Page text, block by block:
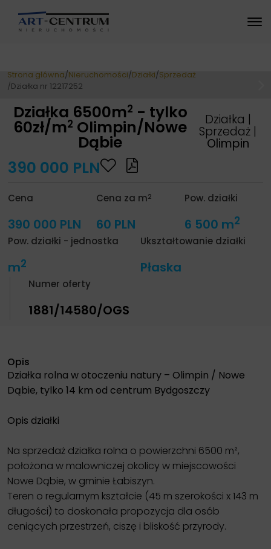
Strona główna Nieruchomości Działki Sprzedaż
Działka nr 12217252
Działka 6500m2 - tylko
60zł/m2 Olimpin/Nowe
Dąbie
Działka |
Sprzedaż |
Olimpin
390 000 PLN
Cena
390 000 PLN
Cena za m2
60 PLN
Pow. działki
6 500 m2
Pow. działki - jednostka
m2
Ukształtowanie działki
Płaska
Numer oferty
1881/14580/OGS
Opis
Działka rolna w otoczeniu natury – Olimpin / Nowe
Dąbie, tylko 14 km od centrum Bydgoszczy
Opis działki
Na sprzedaż działka rolna o powierzchni 6500 m²,
położona w malowniczej okolicy w miejscowości
Nowe Dąbie, w gminie Łabiszyn.
Teren o regularnym kształcie (45 m szerokości x 143 m
długości) to doskonała propozycja dla osób
ceniących przestrzeń, ciszę i bliskość przyrody.